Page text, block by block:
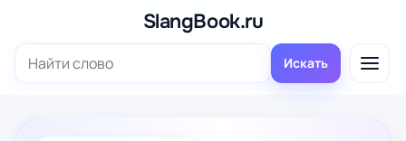
содержимому
SlangBook.ru
Поиск: Искать